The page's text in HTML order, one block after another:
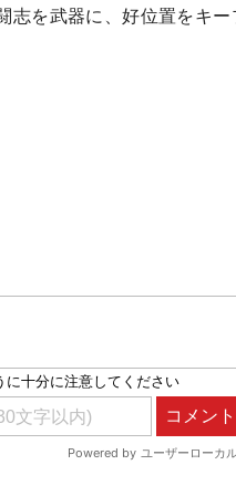
志を武器に、好位置をキー